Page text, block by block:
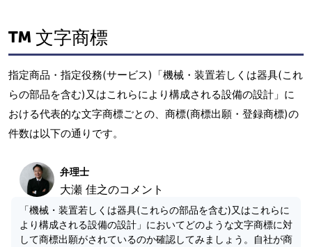
文字商標
指定商品・指定役務(サービス)「機械・装置若しくは器具(これ
らの部品を含む)又はこれらにより構成される設備の設計」に
おける代表的な文字商標ごとの、商標(商標出願・登録商標)の
件数は以下の通りです。
弁理士
大瀬 佳之のコメント
「機械・装置若しくは器具(これらの部品を含む)又はこれらに
より構成される設備の設計」においてどのような文字商標に対
して商標出願がされているのか確認してみましょう。自社が商